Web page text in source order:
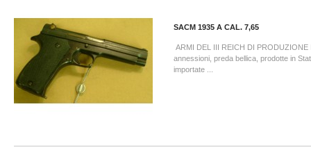
SACM 1935 A CAL. 7,65
ARMI DEL III REICH DI PRODUZIONE
annessioni, preda bellica, prodotte in
importate ...